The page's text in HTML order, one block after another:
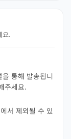
요.
통해 발송됩니
주세요.
서 제외될 수 있